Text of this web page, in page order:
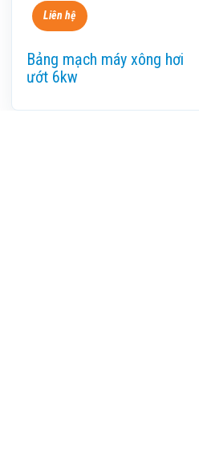
Liên hệ
Bảng mạch máy xông hơi
ướt 6kw